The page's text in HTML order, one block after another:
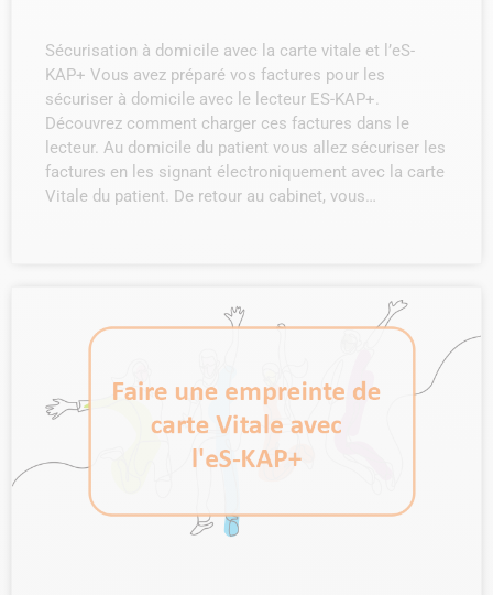
Sécurisation à domicile avec la carte vitale et l’eS-
KAP+ Vous avez préparé vos factures pour les
sécuriser à domicile avec le lecteur ES-KAP+.
Découvrez comment charger ces factures dans le
lecteur. Au domicile du patient vous allez sécuriser les
factures en les signant électroniquement avec la carte
Vitale du patient. De retour au cabinet, vous…